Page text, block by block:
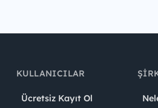
KULLANICILAR
Ücretsiz Kayıt Ol